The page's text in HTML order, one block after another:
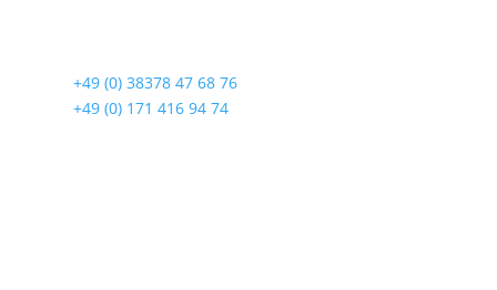
+49 (0) 38378 47 68 76
+49 (0) 171 416 94 74